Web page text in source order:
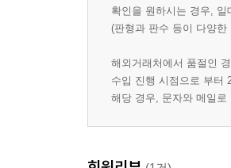
확인을 원하시는 경우,
(판형과 판수 등이 다양
해외거래처에서 품절인
수입 진행 시점으로 부터
해당 경우, 문자와 메일